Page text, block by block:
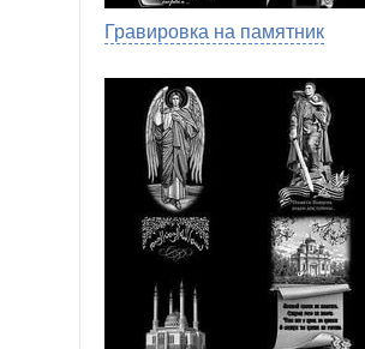
Гравировка на памятник